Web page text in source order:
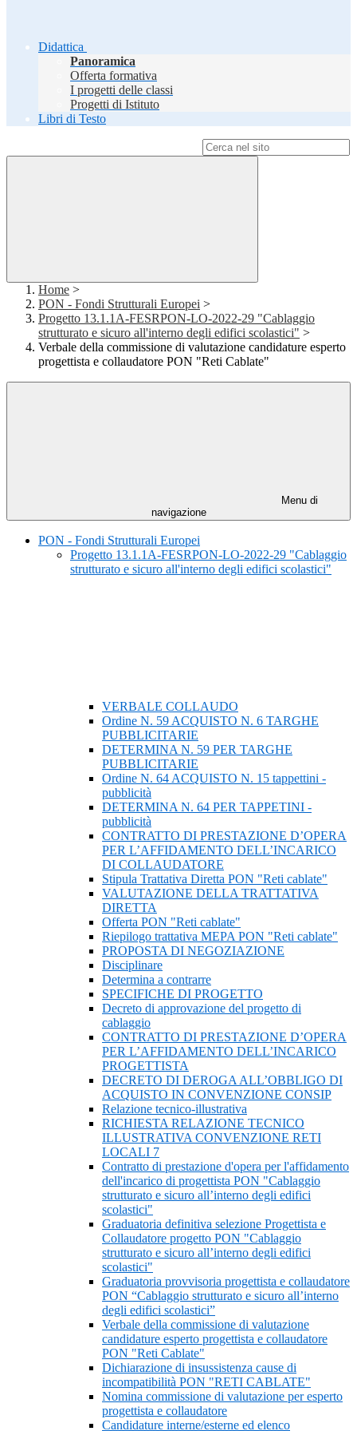
Didattica
Panoramica
Offerta formativa
I progetti delle classi
Progetti di Istituto
Libri di Testo
Home >
PON - Fondi Strutturali Europei >
Progetto 13.1.1A-FESRPON-LO-2022-29 "Cablaggio
strutturato e sicuro all'interno degli edifici scolastici" >
Verbale della commissione di valutazione candidature esperto
progettista e collaudatore PON "Reti Cablate"
Menu di
navigazione
PON - Fondi Strutturali Europei
Progetto 13.1.1A-FESRPON-LO-2022-29 "Cablaggio
strutturato e sicuro all'interno degli edifici scolastici"
VERBALE COLLAUDO
Ordine N. 59 ACQUISTO N. 6 TARGHE
PUBBLICITARIE
DETERMINA N. 59 PER TARGHE
PUBBLICITARIE
Ordine N. 64 ACQUISTO N. 15 tappettini -
pubblicità
DETERMINA N. 64 PER TAPPETINI -
pubblicità
CONTRATTO DI PRESTAZIONE D’OPERA
PER L’AFFIDAMENTO DELL’INCARICO
DI COLLAUDATORE
Stipula Trattativa Diretta PON "Reti cablate"
VALUTAZIONE DELLA TRATTATIVA
DIRETTA
Offerta PON "Reti cablate"
Riepilogo trattativa MEPA PON "Reti cablate"
PROPOSTA DI NEGOZIAZIONE
Disciplinare
Determina a contrarre
SPECIFICHE DI PROGETTO
Decreto di approvazione del progetto di
cablaggio
CONTRATTO DI PRESTAZIONE D’OPERA
PER L’AFFIDAMENTO DELL’INCARICO
PROGETTISTA
DECRETO DI DEROGA ALL’OBBLIGO DI
ACQUISTO IN CONVENZIONE CONSIP
Relazione tecnico-illustrativa
RICHIESTA RELAZIONE TECNICO
ILLUSTRATIVA CONVENZIONE RETI
LOCALI 7
Contratto di prestazione d'opera per l'affidamento
dell'incarico di progettista PON "Cablaggio
strutturato e sicuro all’interno degli edifici
scolastici"
Graduatoria definitiva selezione Progettista e
Collaudatore progetto PON "Cablaggio
strutturato e sicuro all’interno degli edifici
scolastici"
Graduatoria provvisoria progettista e collaudatore
PON “Cablaggio strutturato e sicuro all’interno
degli edifici scolastici”
Verbale della commissione di valutazione
candidature esperto progettista e collaudatore
PON "Reti Cablate"
Dichiarazione di insussistenza cause di
incompatibilità PON "RETI CABLATE"
Nomina commissione di valutazione per esperto
progettista e collaudatore
Candidature interne/esterne ed elenco